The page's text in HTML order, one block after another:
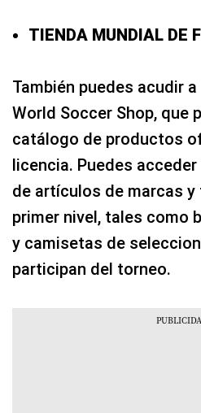
TIENDA MUNDIAL DE
También puedes acudir
World Soccer Shop, que
catálogo de productos
licencia. Puedes
de artículos de marcas
primer nivel, tales como
y camisetas de
participan del torneo.